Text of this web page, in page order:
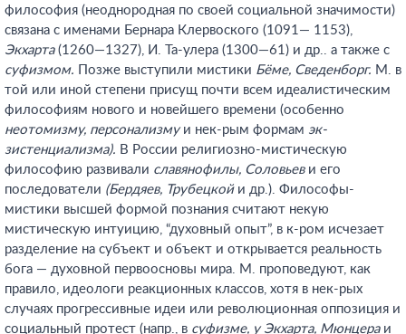
философия (неоднородная по своей социальной значимости)
связана с именами Бернара Клервоского (1091— 1153),
Экхарта(1260—1327), И. Та-улера (1300—61) и др.. а также с
суфизмом. Позже выступили мистики Бёме, Сведенборг. М. в
той или иной степени присущ почти всем идеалистическим
философиям нового и новейшего времени (особенно
неотомизму, персонализмуи нек-рым формам эк-
зистенциализма). В России религиозно-мистическую
философию развивали славянофилы, Соловьеви его
последователи (Бердяев, Трубецкойи др.). Философы-
мистики высшей формой познания считают некую
мистическую интуицию, “духовный опыт”, в к-ром исчезает
разделение на субъект и объект и открывается реальность
бога — духовной первоосновы мира. М. проповедуют, как
правило, идеологи реакционных классов, хотя в нек-рых
случаях прогрессивные идеи или революционная оппозиция и
социальный протест (напр., в суфизме, у Экхарта, Мюнцераи